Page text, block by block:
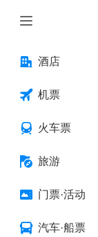
酒店
机票
火车票
旅游
门票·活动
汽车·船票